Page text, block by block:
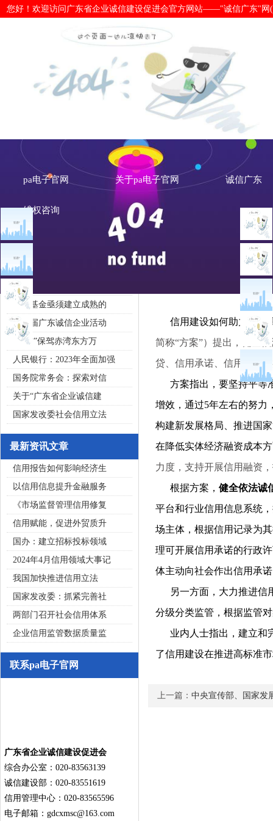
您好！欢迎访问广东省企业诚信建设促进会官方网站——"诚信广东"网
信用建设如何助力构建高标准市场
亮眼-pa电子官网
pa电子官网 关于pa电子官网 诚信广东
维权咨询
文章点击排行
重大突发公共卫生事件一
2020广东省守合同重信用企
私募基金亟须建立成熟的
第五届广东诚信企业活动
“诚信”保驾赤湾东方万
人民银行：2023年全面加强
国务院常务会：探索对信
关于“广东省企业诚信建
国家发改委社会信用立法
最新资讯文章
信用报告如何影响经济生
以信用信息提升金融服务
《市场监督管理信用修复
信用赋能，促进外贸质升
国办：建立招标投标领域
2024年4月信用领域大事记
我国加快推进信用立法
国家发改委：抓紧完善社
两部门召开社会信用体系
企业信用监管数据质量监
联系pa电子官网
广东省企业诚信建设促进会
综合办公室：020-83563139
诚信建设部：020-83551619
信用管理中心：020-83565596
电子邮箱： gdcxmsc@163.com
诚信新闻
信用建设如何助力构建
简称“方案”）提出，健全
贷、信用承诺、信用分级
方案指出，要坚持平等
增效，通过5年左右的努力
构建新发展格局、推进国
在降低实体经济融资成本
力度，支持开展信用融资
根据方案， 健全依法诚
平台和行业信用信息系统
场主体，根据信用记录为
理可开展信用承诺的行政
体主动向社会作出信用承
另一方面，大力推进信
分级分类监管，根据监管
业内人士指出，建立和
了信用建设在推进高标准
上一篇： 中央宣传部、国家发